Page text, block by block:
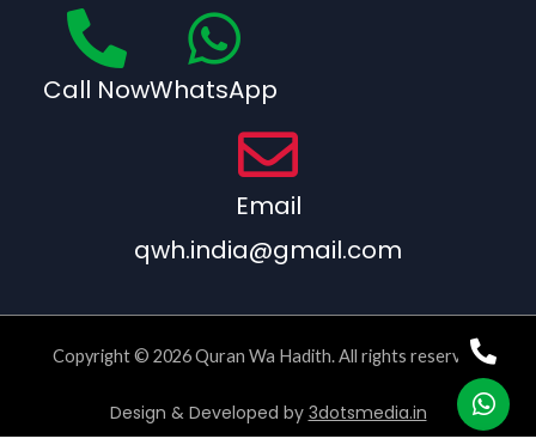
Call NowWhatsApp
Email
qwh.india@gmail.com
Copyright © 2026 Quran Wa Hadith. All rights reserved.
Design & Developed by 3dotsmedia.in